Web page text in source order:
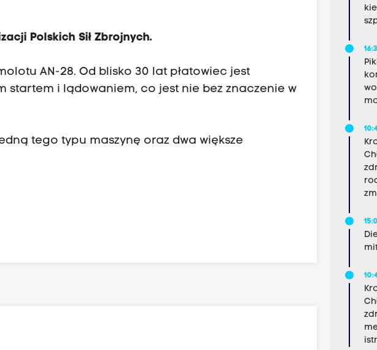
Polskich Sił Zbrojnych.
AN-28. Od blisko 30 lat płatowiec jest
startem i lądowaniem, co jest nie bez znaczenie w
tego typu maszynę oraz dwa większe